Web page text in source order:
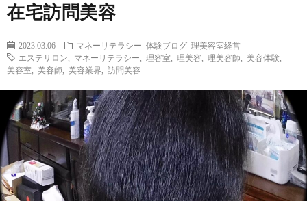
フ
ィ
ー
限
会
社
美
容
室
在
宅・
在宅訪問美容
2023.03.06 マネーリテラシー 体験ブログ 理美容室経営
エステサロン
マネーリテラシー 理容室 理美容 理美容師 美容体験
美容室
美容師 美容業界 訪問美容